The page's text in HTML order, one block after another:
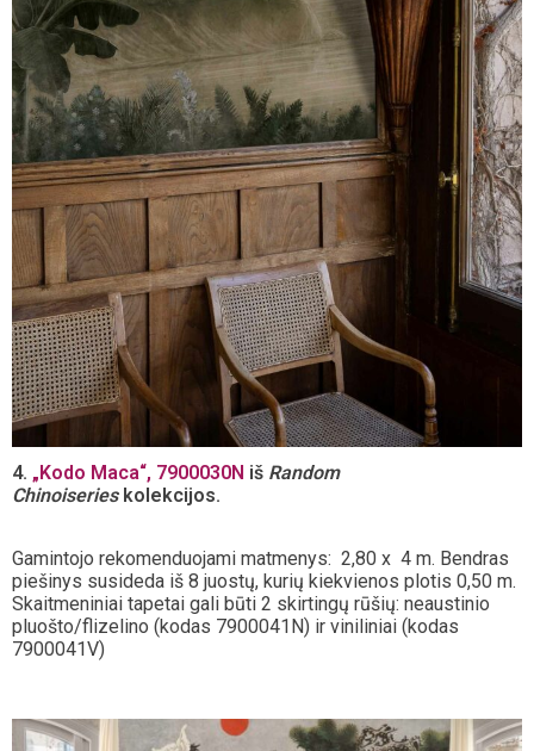
4. „Kodo Maca“, 7900030N iš Random
Chinoiseries kolekcijos.
Gamintojo rekomenduojami matmenys: 2,80 x 4 m. Bendras
piešinys susideda iš 8 juostų, kurių kiekvienos plotis 0,50 m.
Skaitmeniniai tapetai gali būti 2 skirtingų rūšių: neaustinio
pluošto/flizelino (kodas 7900041N) ir viniliniai (kodas
7900041V)